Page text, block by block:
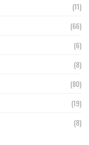
(11)
(66)
(6)
(8)
(80)
(19)
(8)